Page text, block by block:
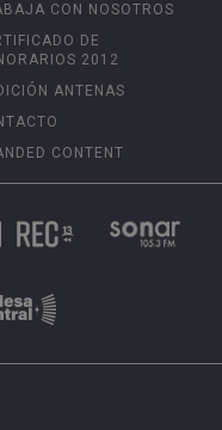
CON NOSOTROS
DE
2012
ANTENAS
CONTENT